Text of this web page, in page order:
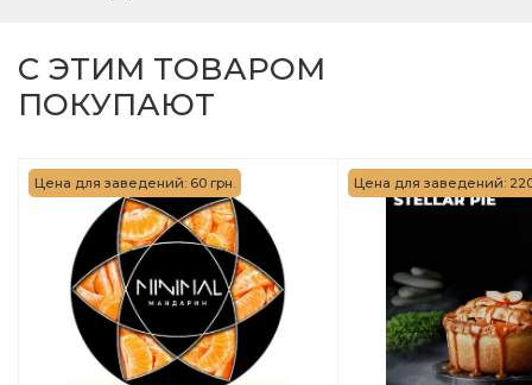
С ЭТИМ ТОВАРОМ
ПОКУПАЮТ
Цена для заведений: 60 грн. Цена для заведений: